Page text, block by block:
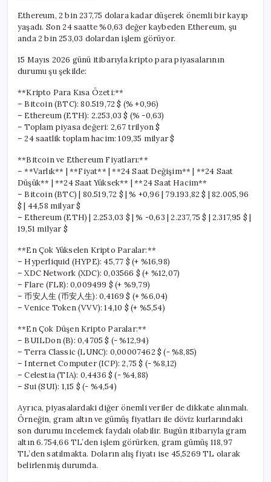
Ethereum, 2 bin 237,75 dolara kadar düşerek önemli bir kayıp
yaşadı. Son 24 saatte %0,63 değer kaybeden Ethereum, şu
anda 2 bin 253,03 dolardan işlem görüyor.
15 Mayıs 2026 günü itibarıyla kripto para piyasalarının
durumu şu şekilde:
**Kripto Para Kısa Özeti:**
– Bitcoin (BTC): 80.519,72 $ (% +0,96)
– Ethereum (ETH): 2.253,03 $ (% -0,63)
– Toplam piyasa değeri: 2,67 trilyon $
– 24 saatlik toplam hacim: 109,35 milyar $
**Bitcoin ve Ethereum Fiyatları:**
– **Varlık** | **Fiyat** | **24 Saat Değişim** | **24 Saat
Düşük** | **24 Saat Yüksek** | **24 Saat Hacim**
– Bitcoin (BTC) | 80.519,72 $ | % +0,96 | 79.193,82 $ | 82.005,96
$ | 44,58 milyar $
– Ethereum (ETH) | 2.253,03 $ | % -0,63 | 2.237,75 $ | 2.317,95 $ |
19,51 milyar $
**En Çok Yükselen Kripto Paralar:**
– Hyperliquid (HYPE): 45,77 $ (+ %16,98)
– XDC Network (XDC): 0,03566 $ (+ %12,07)
– Flare (FLR): 0,009499 $ (+ %9,79)
– 币安人生 (币安人生): 0,4169 $ (+ %6,04)
– Venice Token (VVV): 14,10 $ (+ %5,54)
**En Çok Düşen Kripto Paralar:**
– BUILDon (B): 0,4705 $ (- %12,94)
– Terra Classic (LUNC): 0,00007462 $ (- %8,85)
– Internet Computer (ICP): 2,75 $ (- %8,12)
– Celestia (TIA): 0,4436 $ (- %4,88)
– Sui (SUI): 1,15 $ (- %4,54)
Ayrıca, piyasalardaki diğer önemli veriler de dikkate alınmalı.
Örneğin, gram altın ve gümüş fiyatları ile döviz kurlarındaki
son durumu incelemek faydalı olabilir. Bugün itibarıyla gram
altın 6.754,66 TL’den işlem görürken, gram gümüş 118,97
TL’den satılmakta. Doların alış fiyatı ise 45,5269 TL olarak
belirlenmiş durumda.